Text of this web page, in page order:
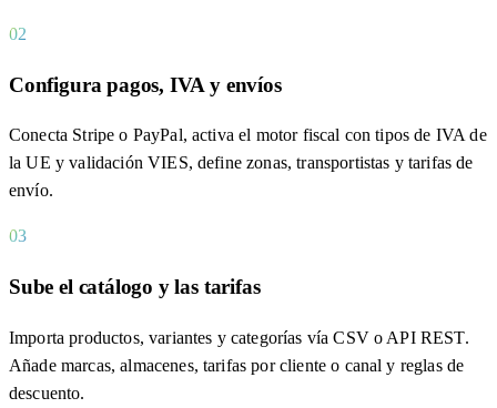
02
Configura pagos, IVA y envíos
Conecta Stripe o PayPal, activa el motor fiscal con tipos de IVA de
la UE y validación VIES, define zonas, transportistas y tarifas de
envío.
03
Sube el catálogo y las tarifas
Importa productos, variantes y categorías vía CSV o API REST.
Añade marcas, almacenes, tarifas por cliente o canal y reglas de
descuento.